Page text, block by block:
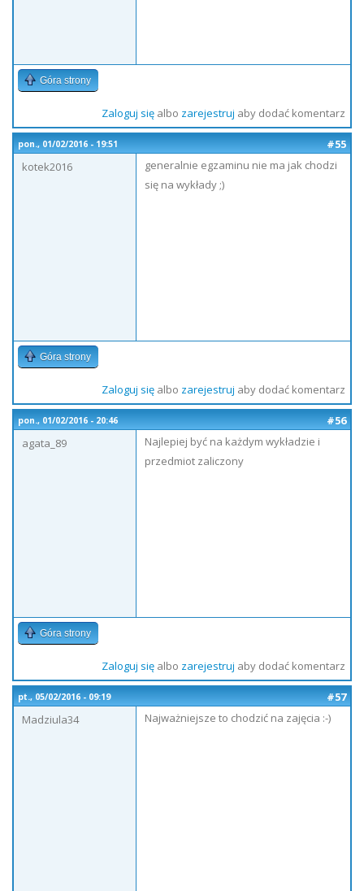
Góra strony
Zaloguj sięalbo zarejestruj aby dodać komentarz
pon., 01/02/2016 - 19:51
#55
kotek2016
generalnie egzaminu nie ma jak chodzi
się na wykłady ;)
Góra strony
Zaloguj sięalbo zarejestruj aby dodać komentarz
pon., 01/02/2016 - 20:46
#56
agata_89
Najlepiej być na każdym wykładzie i
przedmiot zaliczony
Góra strony
Zaloguj sięalbo zarejestruj aby dodać komentarz
pt., 05/02/2016 - 09:19
#57
Madziula34
Najważniejsze to chodzić na zajęcia :-)